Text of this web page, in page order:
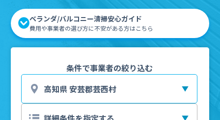
ベランダ/バルコニー清掃安心ガイド
費用や事業者の選び方に不安がある方はこちら
条件で事業者の絞り込む